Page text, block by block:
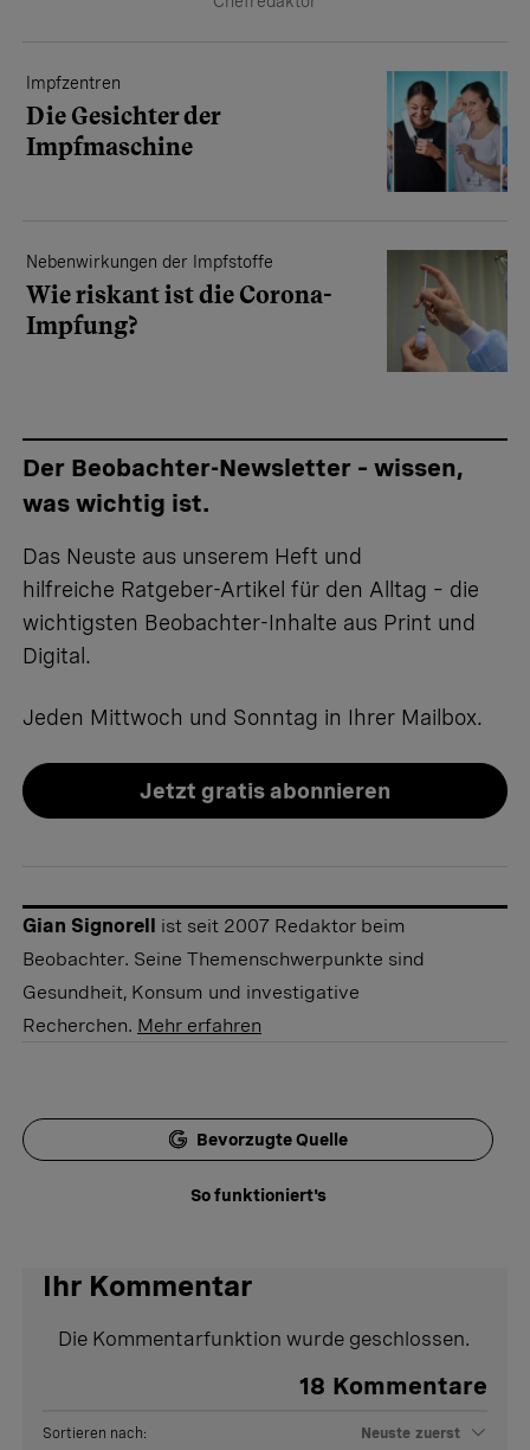
Impfzentren
Die Gesichter der
Impfmaschine
Nebenwirkungen der Impfstoffe
Wie riskant ist die Corona-
Impfung?
Der Beobachter-Newsletter – wissen,
was wichtig ist.
Das Neuste aus unserem Heft und
hilfreiche Ratgeber-Artikel für den Alltag – die
wichtigsten Beobachter-Inhalte aus Print und
Digital.
Jeden Mittwoch und Sonntag in Ihrer Mailbox.
Jetzt gratis abonnieren
Gian Signorell ist seit 2007 Redaktor beim
Beobachter. Seine Themenschwerpunkte sind
Gesundheit, Konsum und investigative
Recherchen. Mehr erfahren
Bevorzugte Quelle
So funktioniert's
Ihr Kommentar
Die Kommentarfunktion wurde geschlossen.
18 Kommentare
Sortieren nach: Neuste zuerst